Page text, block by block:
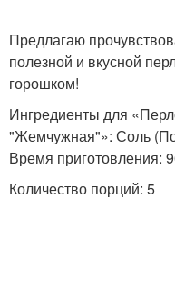
Предлагаю
полезной и вкусной
горошком!
Ингредиенты для
"Жемчужная"»: Соль (По
Время приготовления:
Количество порций: 5